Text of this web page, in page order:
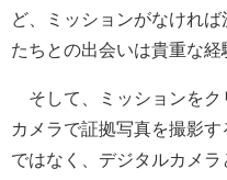
ど、ミッションがなけれ
たちとの出会いは貴重な経
そして、ミッションをク
カメラで証拠写真を撮影す
ではなく、デジタルカメラ